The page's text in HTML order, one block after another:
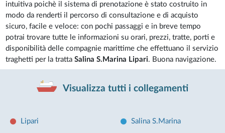
intuitiva poichè il sistema di prenotazione è stato costruito in
modo da renderti il percorso di consultazione e di acquisto
sicuro, facile e veloce: con pochi passaggi e in breve tempo
potrai trovare tutte le informazioni su orari, prezzi, tratte, porti e
disponibilità delle compagnie marittime che effettuano il servizio
traghetti per la trattaSalina S.Marina Lipari. Buona navigazione.
Visualizza tutti i collegamenti
Lipari Salina S.Marina